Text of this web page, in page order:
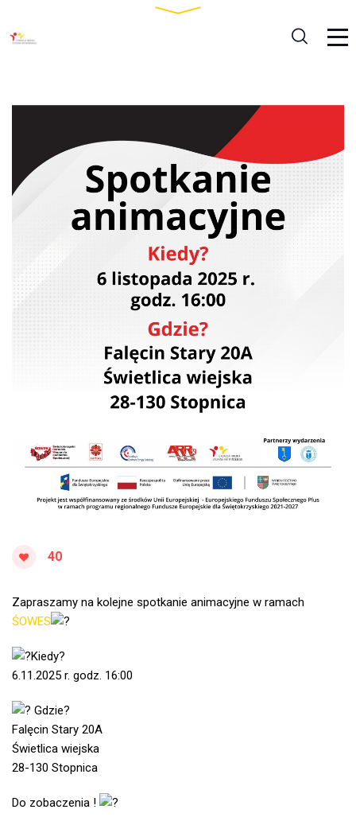
40
Zapraszamy na kolejne spotkanie animacyjne w ramach
ŚOWES
Kiedy?
6.11.2025 r. godz. 16:00
Gdzie?
Falęcin Stary 20A
Świetlica wiejska
28-130 Stopnica
Do zobaczenia !